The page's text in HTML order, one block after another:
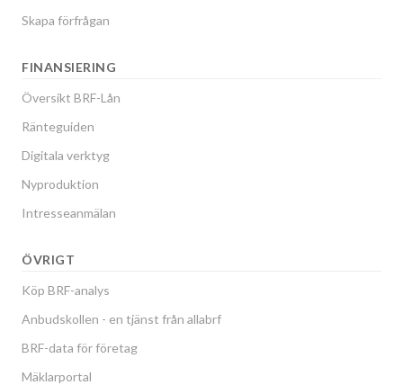
Skapa förfrågan
FINANSIERING
Översikt BRF-Lån
Ränteguiden
Digitala verktyg
Nyproduktion
Intresseanmälan
ÖVRIGT
Köp BRF-analys
Anbudskollen - en tjänst från allabrf
BRF-data för företag
Mäklarportal